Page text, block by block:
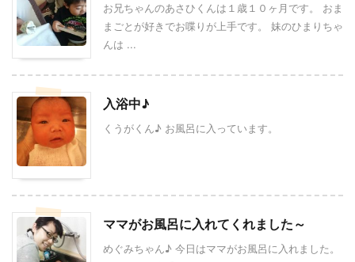
お兄ちゃんのあさひくんは１歳１０ヶ月です。 おま
まごとが好きでお喋りが上手です。 妹のひまりちゃ
んは ...
入浴中♪
くうがくん♪ お風呂に入っています。
ママがお風呂に入れてくれました～
めぐみちゃん♪ 今日はママがお風呂に入れました。